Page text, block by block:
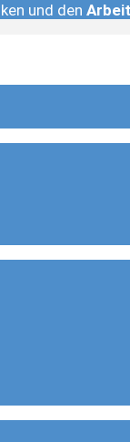
und den